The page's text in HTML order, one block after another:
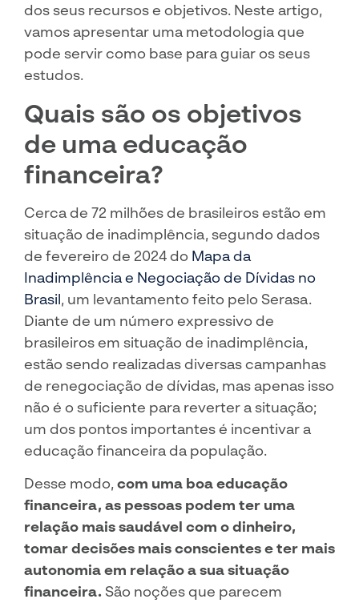
dos seus recursos e objetivos. Neste artigo,
vamos apresentar uma metodologia que
pode servir como base para guiar os seus
estudos.
Quais são os objetivos
de uma educação
financeira?
Cerca de 72 milhões de brasileiros estão em
situação de inadimplência, segundo dados
de fevereiro de 2024 do Mapa da
Inadimplência e Negociação de Dívidas no
Brasil, um levantamento feito pelo Serasa.
Diante de um número expressivo de
brasileiros em situação de inadimplência,
estão sendo realizadas diversas campanhas
de renegociação de dívidas, mas apenas isso
não é o suficiente para reverter a situação;
um dos pontos importantes é incentivar a
educação financeira da população.
Desse modo,com uma boa educação
financeira, as pessoas podem ter uma
relação mais saudável com o dinheiro,
tomar decisões mais conscientes e ter mais
autonomia em relação a sua situação
financeira. São noções que parecem